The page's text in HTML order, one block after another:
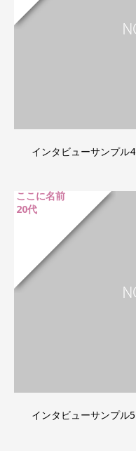
インタビューサンプル4
ここに名前
20代
インタビューサンプル5